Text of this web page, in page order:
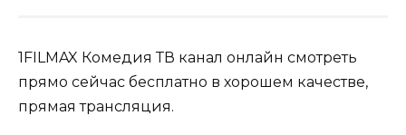
1FILMAX Комедия ТВ канал онлайн смотреть
прямо сейчас бесплатно в хорошем качестве,
прямая трансляция.